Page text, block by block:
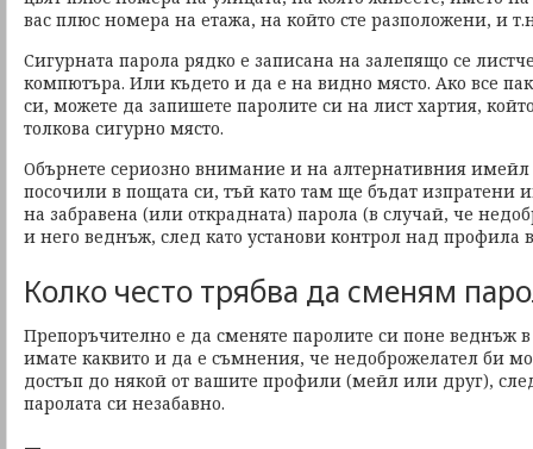
вас плюс номера на етажа, на който сте разположени, и
Сигурната парола рядко е записана на залепящо се
компютъра. Или където и да е на видно място. Ако все
си, можете да запишете паролите си на лист хартия,
толкова сигурно място.
Обърнете сериозно внимание и на алтернативния имейл
посочили в пощата си, тъй като там ще бъдат изпратени
на забравена (или открадната) парола (в случай, че
и него веднъж, след като установи контрол над профила
Колко често трябва да сменям
Препоръчително е да сменяте паролите си поне веднъж в
имате каквито и да е съмнения, че недоброжелател би
достъп до някой от вашите профили (мейл или друг),
паролата си незабавно.